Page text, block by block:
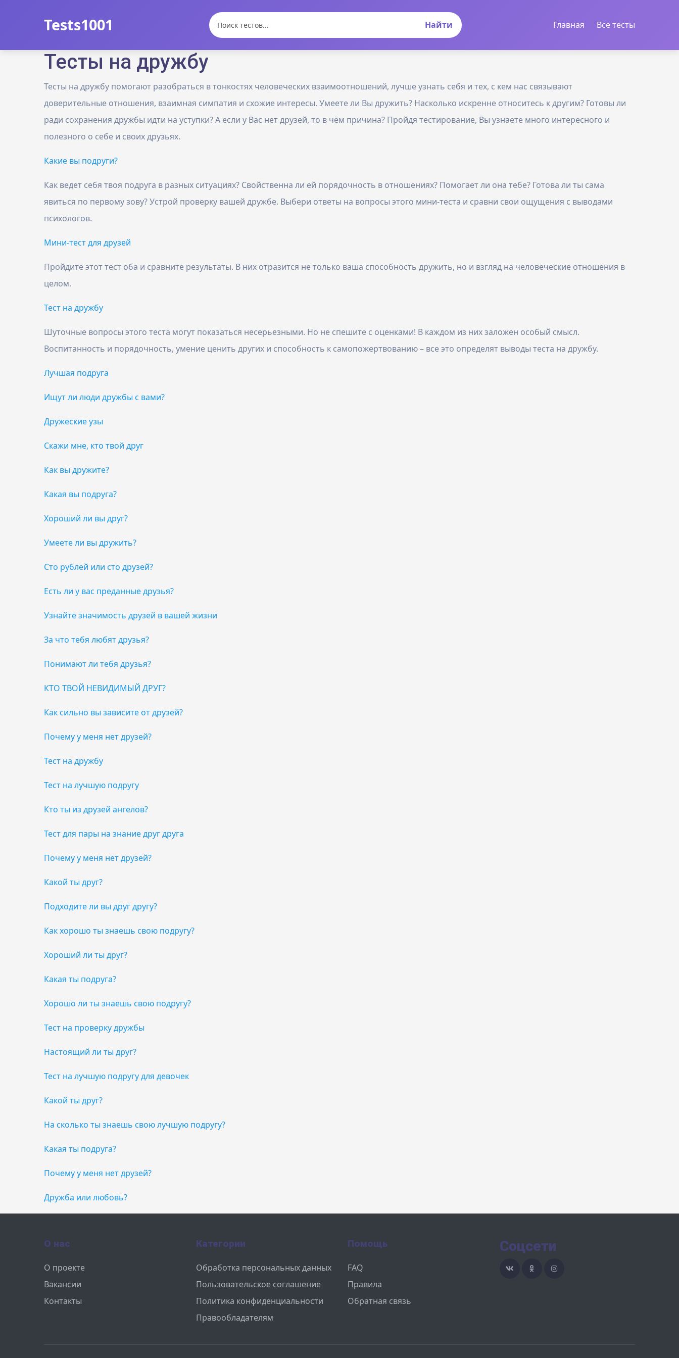
Tests1001 Найти Главная Все тесты
Тесты на дружбу
Тесты на дружбу помогают разобраться в тонкостях человеческих взаимоотношений, лучше узнать себя и тех, с кем нас связывают
доверительные отношения, взаимная симпатия и схожие интересы. Умеете ли Вы дружить? Насколько искренне относитесь к другим? Готовы ли
ради сохранения дружбы идти на уступки? А если у Вас нет друзей, то в чём причина? Пройдя тестирование, Вы узнаете много интересного и
полезного о себе и своих друзьях.
Какие вы подруги?
Как ведет себя твоя подруга в разных ситуациях? Свойственна ли ей порядочность в отношениях? Помогает ли она тебе? Готова ли ты сама
явиться по первому зову? Устрой проверку вашей дружбе. Выбери ответы на вопросы этого мини-теста и сравни свои ощущения с выводами
психологов.
Мини-тест для друзей
Пройдите этот тест оба и сравните результаты. В них отразится не только ваша способность дружить, но и взгляд на человеческие отношения в
целом.
Тест на дружбу
Шуточные вопросы этого теста могут показаться несерьезными. Но не спешите с оценками! В каждом из них заложен особый смысл.
Воспитанность и порядочность, умение ценить других и способность к самопожертвованию – все это определят выводы теста на дружбу.
Лучшая подруга
Ищут ли люди дружбы с вами?
Дружеские узы
Скажи мне, кто твой друг
Как вы дружите?
Какая вы подруга?
Хороший ли вы друг?
Умеете ли вы дружить?
Сто рублей или сто друзей?
Есть ли у вас преданные друзья?
Узнайте значимость друзей в вашей жизни
За что тебя любят друзья?
Понимают ли тебя друзья?
КТО ТВОЙ НЕВИДИМЫЙ ДРУГ?
Как сильно вы зависите от друзей?
Почему у меня нет друзей?
Тест на дружбу
Тест на лучшую подругу
Кто ты из друзей ангелов?
Тест для пары на знание друг друга
Почему у меня нет друзей?
Какой ты друг?
Подходите ли вы друг другу?
Как хорошо ты знаешь свою подругу?
Хороший ли ты друг?
Какая ты подруга?
Хорошо ли ты знаешь свою подругу?
Тест на проверку дружбы
Настоящий ли ты друг?
Тест на лучшую подругу для девочек
Какой ты друг?
На сколько ты знаешь свою лучшую подругу?
Какая ты подруга?
Почему у меня нет друзей?
Дружба или любовь?
О нас
О проекте
Вакансии
Контакты
Категории
Обработка персональных данных
Пользовательское соглашение
Политика конфиденциальности
Правообладателям
Помощь
FAQ
Правила
Обратная связь
Соцсети